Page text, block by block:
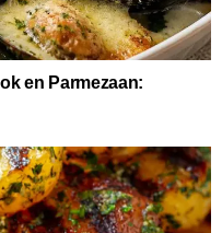
en Parmezaan: